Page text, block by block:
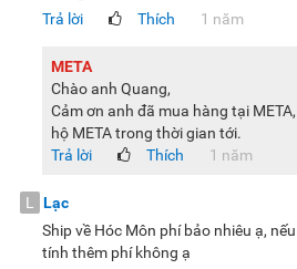
Trả lời
Thích 1 năm
META
Chào anh Quang,
Cảm ơn anh đã mua hàng tại
hộ META trong thời gian tới.
Trả lời
Thích 1 năm
L
Lạc
Ship về Hóc Môn phí bảo nhiêu ạ,
tính thêm phí không ạ